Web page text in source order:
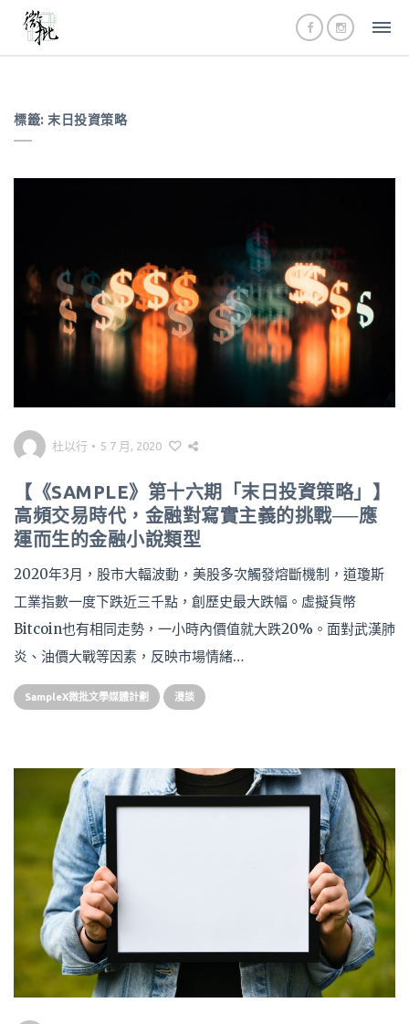
標籤: 末日投資策略
杜以行 • 5 7 月, 2020
【《SAMPLE》第十六期「末日投資策略」】
高頻交易時代，金融對寫實主義的挑戰──應
運而生的金融小說類型
2020年3月，股市大輻波動，美股多次觸發熔斷機制，道瓊斯
工業指數一度下跌近三千點，創歷史最大跌幅。虛擬貨幣
Bitcoin也有相同走勢，一小時內價值就大跌20%。面對武漢肺
炎、油價大戰等因素，反映市場情緒…
SampleX微批文學媒體計劃 漫談